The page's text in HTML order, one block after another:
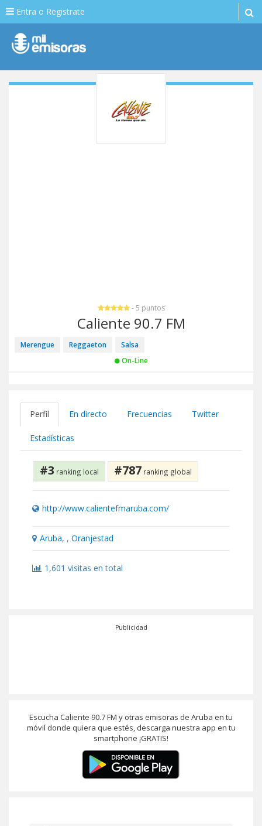
Entra o Registrate
- 5 puntos
Caliente 90.7 FM
Merengue Reggaeton
Salsa
On-Line
Perfil En directo Frecuencias Twitter
Estadísticas
#3 ranking local #787 ranking global
http://www.calientefmaruba.com/
Aruba, , Oranjestad
1,601 visitas en total
Publicidad
Escucha Caliente 90.7 FM y otras emisoras de Aruba en tu
móvil donde quiera que estés, descarga nuestra app en tu
smartphone ¡GRATIS!